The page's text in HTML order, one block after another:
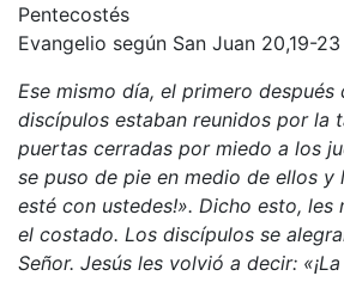
Pentecostés
Evangelio según San Juan 20,19-23
Ese mismo día, el primero después
discípulos estaban reunidos por la
puertas cerradas por miedo a los
se puso de pie en medio de ellos y
esté con ustedes!». Dicho esto, les
el costado. Los discípulos se
Señor. Jesús les volvió a decir: